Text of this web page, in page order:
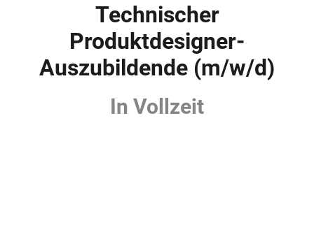
Technischer
Produktdesigner-
Auszubildende (m/w/d)
In Vollzeit